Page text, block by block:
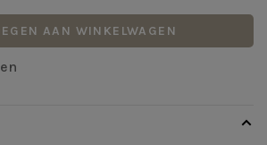
AAN WINKELWAGEN